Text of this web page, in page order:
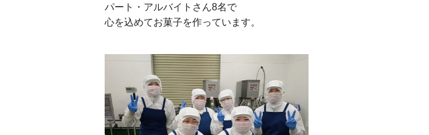
パート・アルバイトさん8名で
心を込めてお菓子を作っています。